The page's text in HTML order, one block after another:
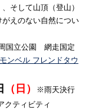
そして山頂（登山）
えのない自然につい
国立公園 網走国定
モンベル フレンドタウ
（日） ※雨天決行
クティビティ